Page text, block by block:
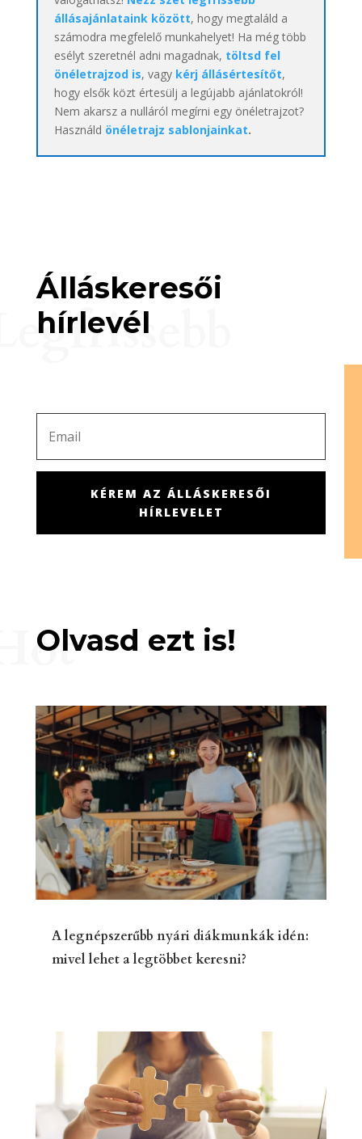
állásajánlataink között, hogy megtaláld a
számodra megfelelő munkahelyet! Ha még több
esélyt szeretnél adni magadnak, töltsd fel
önéletrajzod is, vagy kérj állásértesítőt,
hogy elsők közt értesülj a legújabb ajánlatokról!
Nem akarsz a nulláról megírni egy önéletrajzot?
Használd önéletrajz sablonjainkat.
Álláskeresői
hírlevél
KÉREM AZ ÁLLÁSKERESŐI
HÍRLEVELET
Olvasd ezt is!
A legnépszerűbb nyári diákmunkák idén:
mivel lehet a legtöbbet keresni?